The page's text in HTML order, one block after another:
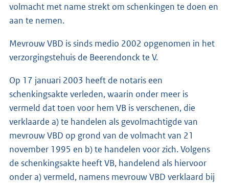
volmacht met name strekt om schenkingen te doen en
aan te nemen.
Mevrouw VBD is sinds medio 2002 opgenomen in het
verzorgingstehuis de Beerendonck te V.
Op 17 januari 2003 heeft de notaris een
schenkingsakte verleden, waarin onder meer is
vermeld dat toen voor hem VB is verschenen, die
verklaarde a) te handelen als gevolmachtigde van
mevrouw VBD op grond van de volmacht van 21
november 1995 en b) te handelen voor zich. Volgens
de schenkingsakte heeft VB, handelend als hiervoor
onder a) vermeld, namens mevrouw VBD verklaard bij